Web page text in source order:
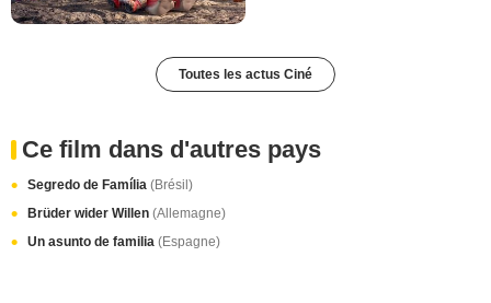
Toutes les actus Ciné
Ce film dans d'autres pays
Segredo de Família (Brésil)
Brüder wider Willen (Allemagne)
Un asunto de familia (Espagne)